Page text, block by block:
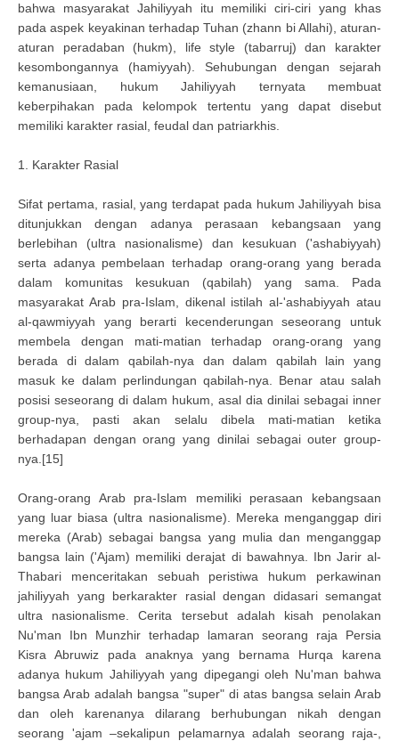
bahwa masyarakat Jahiliyyah itu memiliki ciri-ciri yang khas
pada aspek keyakinan terhadap Tuhan (zhann bi Allahi), aturan-
aturan peradaban (hukm), life style (tabarruj) dan karakter
kesombongannya (hamiyyah). Sehubungan dengan sejarah
kemanusiaan, hukum Jahiliyyah ternyata membuat
keberpihakan pada kelompok tertentu yang dapat disebut
memiliki karakter rasial, feudal dan patriarkhis.
1. Karakter Rasial
Sifat pertama, rasial, yang terdapat pada hukum Jahiliyyah bisa
ditunjukkan dengan adanya perasaan kebangsaan yang
berlebihan (ultra nasionalisme) dan kesukuan ('ashabiyyah)
serta adanya pembelaan terhadap orang-orang yang berada
dalam komunitas kesukuan (qabilah) yang sama. Pada
masyarakat Arab pra-Islam, dikenal istilah al-'ashabiyyah atau
al-qawmiyyah yang berarti kecenderungan seseorang untuk
membela dengan mati-matian terhadap orang-orang yang
berada di dalam qabilah-nya dan dalam qabilah lain yang
masuk ke dalam perlindungan qabilah-nya. Benar atau salah
posisi seseorang di dalam hukum, asal dia dinilai sebagai inner
group-nya, pasti akan selalu dibela mati-matian ketika
berhadapan dengan orang yang dinilai sebagai outer group-
nya.[15]
Orang-orang Arab pra-Islam memiliki perasaan kebangsaan
yang luar biasa (ultra nasionalisme). Mereka menganggap diri
mereka (Arab) sebagai bangsa yang mulia dan menganggap
bangsa lain ('Ajam) memiliki derajat di bawahnya. Ibn Jarir al-
Thabari menceritakan sebuah peristiwa hukum perkawinan
jahiliyyah yang berkarakter rasial dengan didasari semangat
ultra nasionalisme. Cerita tersebut adalah kisah penolakan
Nu'man Ibn Munzhir terhadap lamaran seorang raja Persia
Kisra Abruwiz pada anaknya yang bernama Hurqa karena
adanya hukum Jahiliyyah yang dipegangi oleh Nu'man bahwa
bangsa Arab adalah bangsa "super" di atas bangsa selain Arab
dan oleh karenanya dilarang berhubungan nikah dengan
seorang 'ajam –sekalipun pelamarnya adalah seorang raja-,